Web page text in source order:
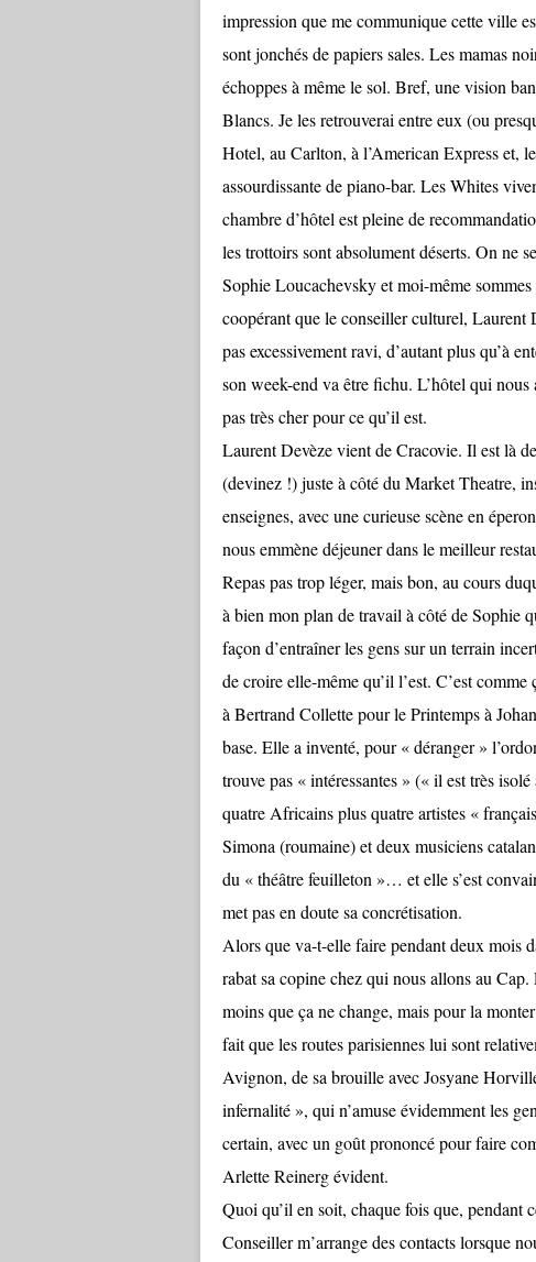
impression que me communique cette ville
sont jonchés de papiers sales. Les mamas
échoppes à même le sol. Bref, une vision
Blancs. Je les retrouverai entre eux (ou
Hotel, au Carlton, à l’American Express et,
assourdissante de piano-bar. Les Whites
chambre d’hôtel est pleine de
les trottoirs sont absolument déserts. On ne
Sophie Loucachevsky et moi-même
coopérant que le conseiller culturel, Laurent
pas excessivement ravi, d’autant plus qu’à
son week-end va être fichu. L’hôtel qui nous
pas très cher pour ce qu’il est.
Laurent Devèze vient de Cracovie. Il est là
(devinez !) juste à côté du Market Theatre,
enseignes, avec une curieuse scène en
nous emmène déjeuner dans le meilleur
Repas pas trop léger, mais bon, au cours
à bien mon plan de travail à côté de Sophie
façon d’entraîner les gens sur un terrain
de croire elle-même qu’il l’est. C’est
à Bertrand Collette pour le Printemps à
base. Elle a inventé, pour « déranger »
trouve pas « intéressantes » (« il est très
quatre Africains plus quatre artistes «
Simona (roumaine) et deux musiciens
du « théâtre feuilleton »… et elle s’est
met pas en doute sa concrétisation.
Alors que va-t-elle faire pendant deux mois
rabat sa copine chez qui nous allons au
moins que ça ne change, mais pour la
fait que les routes parisiennes lui sont
Avignon, de sa brouille avec Josyane
infernalité », qui n’amuse évidemment les
certain, avec un goût prononcé pour faire
Arlette Reinerg évident.
Quoi qu’il en soit, chaque fois que, pendant
Conseiller m’arrange des contacts lorsque